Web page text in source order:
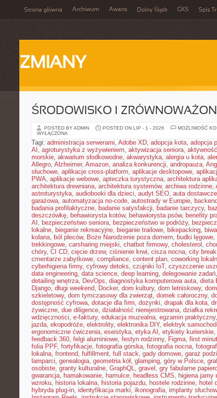
Strona główna Archiwum Awans Dolny Śląsk GKS Spis
ZMIANY
ŚRODOWISKO I
POSTED BY ADMIN POSTED ON LIP - 1 - 2026
MOŻLIWOŚĆ
WYŁĄCZONA
Tagi: administracja serwerami, Adobe XD, adopcja kota, adopcja
AI , agroturystyka z wyżywieniem, aktywizacja seniora,
morskie, akwarium słodkowodne, akwarystyka, alergia u kota,
Allegro, Alzheimer, Amazon, analiza konkurencji, andropauza,
słuchowe, aplikacje cross-platform, aplikacje desktopowe,
PWA, aplikacje webowe, apteczka turystyczna, architektura
architektura drewniana, architektura systemów, archiwa rodzinne,
astroturystyka, audiobooki dla dzieci, audyt SEO, auta dostawcze
garażowa, automatyzacja no-code, autostrady w Europie,
badania profilaktyczne, badanie satysfakcji, badanie tarczycy,
deszczówkę, behawiorysta kotów, behawiorysta psów, benefity
AI , bezpieczeństwo seniora, bezpieczeństwo w podróży,
lokalne, bieganie rekreacyjne, bieganie trailowe, bikepacking,
kolana, ból pleców, Boże Narodzenie poza domem, budki lęgowe,
trekkingowe, carsharing miejski, chatbot firmowy, cholesterol ,
chóry, CI CD, cięcie drzew, ciśnienie krwi, cisza nocna, city
cmentarze zabytkowe, compliance, content plan, coworking
cyberhigiena firmy, cyfrowy detoks, czujniki IoT, czyszczenie
data engineering, data science, deep learning, delegowanie zadań
detailing wnętrza, DevOps, diagnostyka komputerowa auta, dieta
Django, długi weekend, Docker, dom kultury, dom letniskowy,
szkieletowy, dom tymczasowy dla zwierząt, domek całoroczny,
dostępność cyfrowa, dotacje dla firm, dożynki, drapak dla kota,
żywiczne, due diligence, działalność nierejestrowana, działka
wdzięczności, e-faktury, edukacja muzealna, egzamin praktyczny
jazda, ekopodróże, elektrolity, elektronika DIY, elektryk
ergonomiczne ćwiczenia, eseistyka, etyka AI , etykiety kurierskie,
feedback 360, felgi aluminiowe, festyn rodzinny, Figma, first
folia PPF, fortyfikacje, fotografia górska, fotografia nocna,
lokalna, frontend, fulfillment, full stack, gady domowe, garaż
lamparci, genealogia, geometria kół, glamping, góry w Polsce,
osobiste, granty kulturalne, GraphQL, gravel , gry fabularne
gwarancja, hamakowanie, hamulce, headless CMS, higiena jamy
wzroku, historia lokalna, historia pojazdu, hostele rodzinne, hotel
hybryda plug-in, identyfikacja marki, ikonografia, implanty